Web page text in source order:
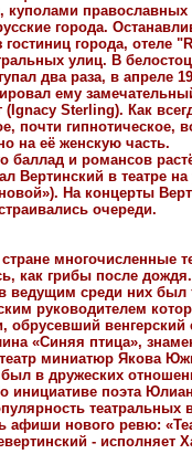
куполами православных
города.
города, отеле
улиц. В
два раза, в апреле
ему
(Ignacy Sterling). Как
почти гипнотическое,
на её женскую часть.
баллад и романсов
Вертинский в театре
На концерты
очереди.
многочисленные
как грибы после
ведущим среди них был
руководителем
венгерский
«Синяя птица»,
миниатюр Якова
в дружеских
инициативе поэта
театральных
афиши нового ревю:
- исполняет